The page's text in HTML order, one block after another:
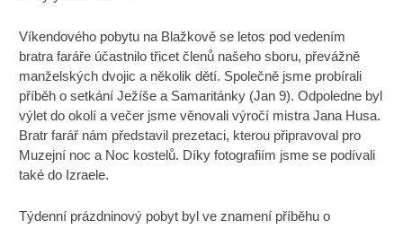
Víkendového pobytu na Blažkově se letos pod vedením
bratra faráře účastnilo třicet členů našeho sboru, převážně
manželských dvojic a několik dětí. Společně jsme probírali
příběh o setkání Ježíše a Samaritánky (Jan 9). Odpoledne byl
výlet do okolí a večer jsme věnovali výročí mistra Jana Husa.
Bratr farář nám představil prezetaci, kterou připravoval pro
Muzejní noc a Noc kostelů. Díky fotografiím jsme se podívali
také do Izraele.
Týdenní prázdninový pobyt byl ve znamení příběhu o